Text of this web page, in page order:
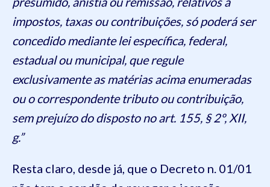
impostos, taxas ou contribuições, só poderá ser
concedido mediante lei específica, federal,
estadual ou municipal, que regule
exclusivamente as matérias acima enumeradas
ou o correspondente tributo ou contribuição,
sem prejuízo do disposto no art. 155, § 2º, XII,
g.”
Resta claro, desde já, que o Decreto n. 01/01